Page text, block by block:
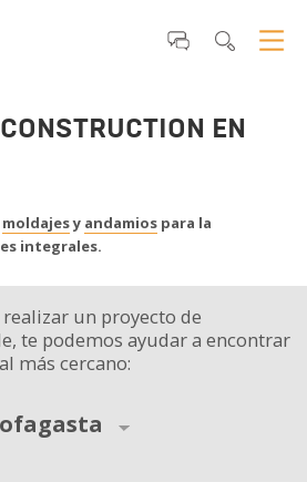
EN
moldajesy andamios para la
integrales.
un proyecto de
te podemos ayudar a encontrar
más cercano: